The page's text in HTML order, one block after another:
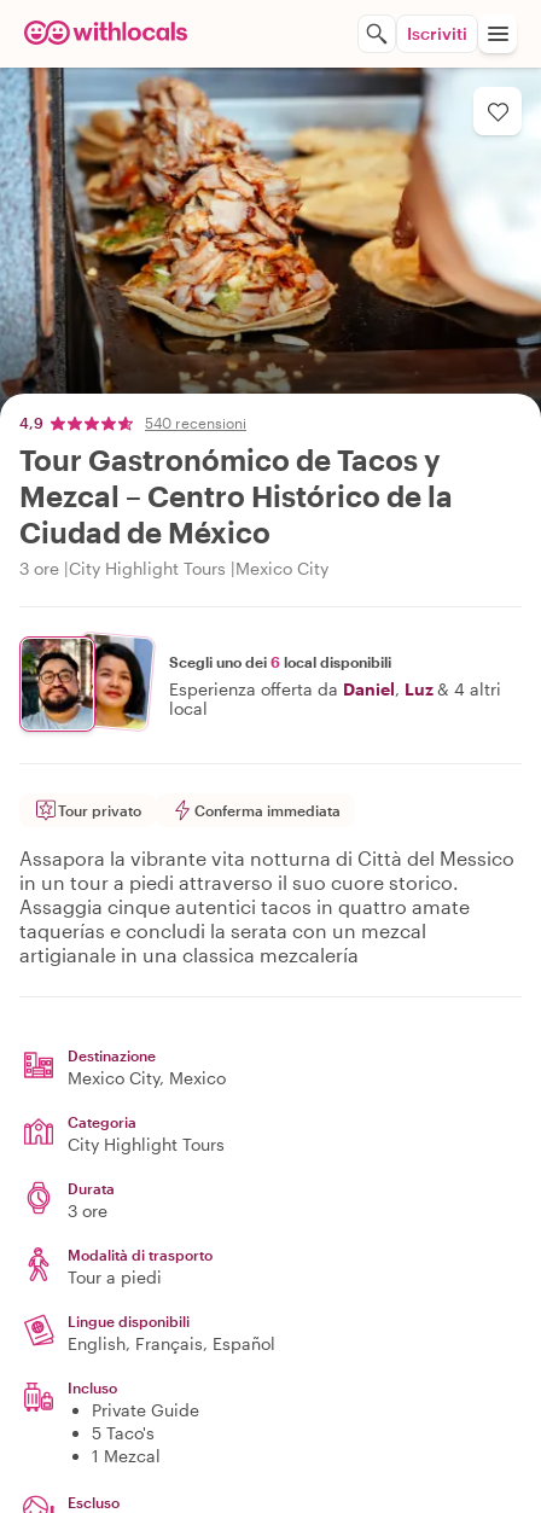
Iscriviti
4,9 540 recensioni
Tour Gastronómico de Tacos y
Mezcal – Centro Histórico de la
Ciudad de México
3 ore City Highlight Tours Mexico City
Scegli uno dei 6 local disponibili
Esperienza offerta da Daniel, Luz& 4 altri
local
Tour privato Conferma immediata
Assapora la vibrante vita notturna di Città del Messico
in un tour a piedi attraverso il suo cuore storico.
Assaggia cinque autentici tacos in quattro amate
taquerías e concludi la serata con un mezcal
artigianale in una classica mezcalería
Destinazione
Mexico City, Mexico
Categoria
City Highlight Tours
Durata
3 ore
Modalità di trasporto
Tour a piedi
Lingue disponibili
English, Français, Español
Incluso
Private Guide
5 Taco's
1 Mezcal
Escluso